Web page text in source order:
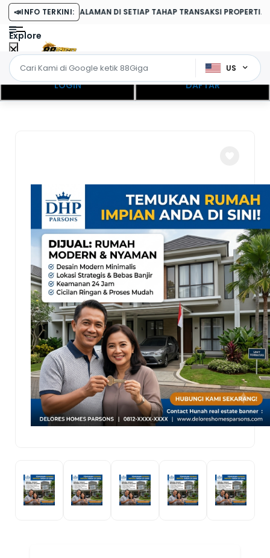
📣INFO TERKINI:DI SETIAP TAHAP TRANSAKSI PROPERTI.
Explore
US
LOGIN DAFTAR